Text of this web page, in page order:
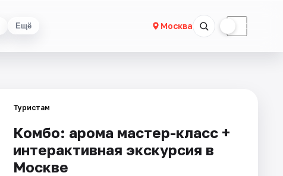
Ещё Москва ☾
Туристам
Комбо: арома мастер-класс +
интерактивная экскурсия в
Москве